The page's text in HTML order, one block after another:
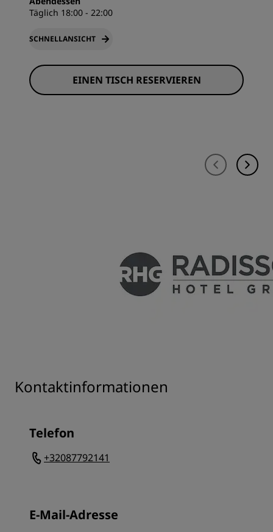
Täglich 18:00 - 22:00
SCHNELLANSICHT
EINEN TISCH RESERVIEREN
Kontaktinformationen
Telefon
+32087792141
E-Mail-Adresse